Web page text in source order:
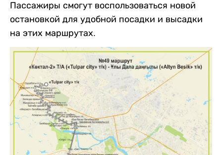
Пассажиры смогут воспользоваться новой
остановкой для удобной посадки и высадки
на этих маршрутах.